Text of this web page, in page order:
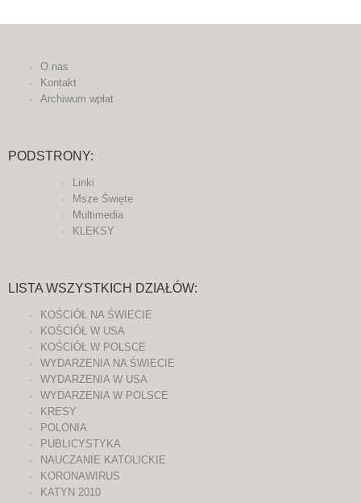
O nas
Kontakt
Archiwum wpłat
PODSTRONY:
Linki
Msze Święte
Multimedia
KLEKSY
LISTA WSZYSTKICH DZIAŁÓW:
KOŚCIÓŁ NA ŚWIECIE
KOŚCIÓŁ W USA
KOŚCIÓŁ W POLSCE
WYDARZENIA NA ŚWIECIE
WYDARZENIA W USA
WYDARZENIA W POLSCE
KRESY
POLONIA
PUBLICYSTYKA
NAUCZANIE KATOLICKIE
KORONAWIRUS
KATYN 2010